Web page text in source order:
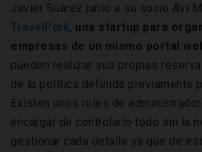
Javier Suárez junto a su socio Avi
TravelPerk, una startup para
empresas de un mismo portal
pueden realizar sus propias
de la política definida previamente
Existen unos roles de
encargar de controlarlo todo sin la
gestionar cada detalle ya que de